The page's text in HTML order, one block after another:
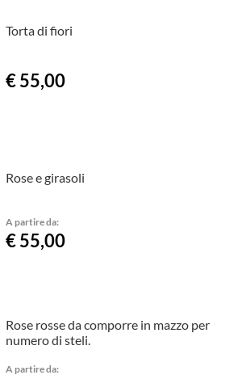
Torta di fiori
€ 55,00
Rose e girasoli
A partire da:
€ 55,00
Rose rosse da comporre in mazzo per
numero di steli.
A partire da: